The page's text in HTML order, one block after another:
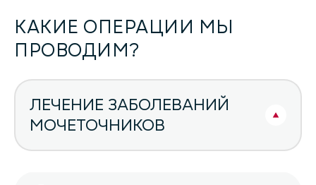
КАКИЕ ОПЕРАЦИИ МЫ
ПРОВОДИМ?
ЛЕЧЕНИЕ ЗАБОЛЕВАНИЙ
МОЧЕТОЧНИКОВ